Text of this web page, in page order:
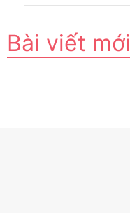
Bài viết mới